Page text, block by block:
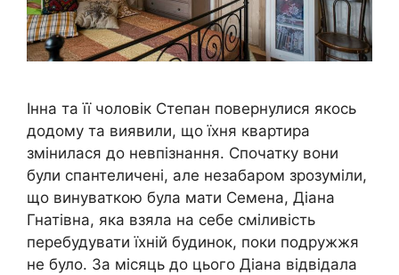
Інна та її чоловік Степан повернулися якось
додому та виявили, що їхня квартира
змінилася до невпізнання. Спочатку вони
були спантеличені, але незабаром зрозуміли,
що винуваткою була мати Семена, Діана
Гнатівна, яка взяла на себе сміливість
перебудувати їхній будинок, поки подружжя
не було. За місяць до цього Діана відвідала